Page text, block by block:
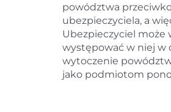
powództwa
ubezpieczyciela, a
Ubezpieczyciel może
występować w niej w
wytoczenie
jako podmiotom